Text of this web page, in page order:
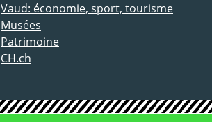
Vaud: économie, sport, tourisme
Musées
Patrimoine
CH.ch